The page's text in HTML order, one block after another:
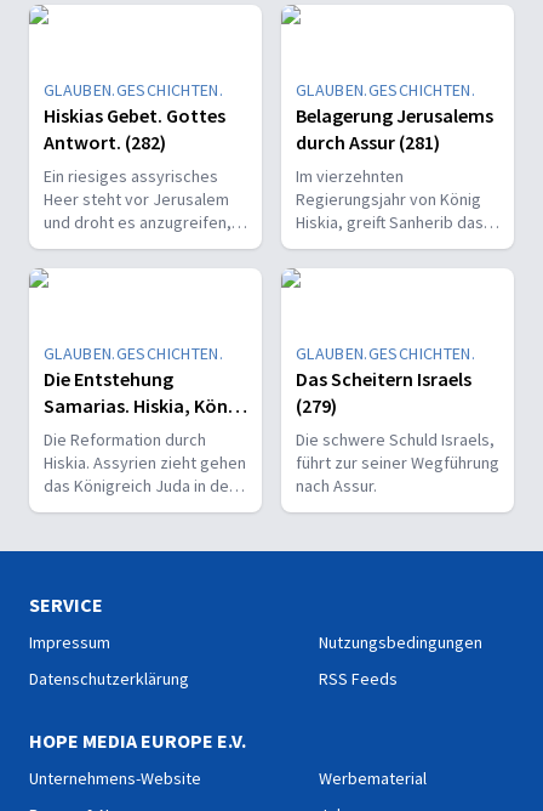
GLAUBEN.GESCHICHTEN.
Hiskias Gebet. Gottes
Antwort. (282)
Ein riesiges assyrisches
Heer steht vor Jerusalem
und droht es anzugreifen,
mit der Absicht die
Bevölkerung wegzuführen.
GLAUBEN.GESCHICHTEN.
Belagerung Jerusalems
durch Assur (281)
Im vierzehnten
Regierungsjahr von König
Hiskia, greift Sanherib das
Königreich Juda an.
GLAUBEN.GESCHICHTEN.
Die Entstehung
Samarias. Hiskia, König
von Juda.(280)
Die Reformation durch
Hiskia. Assyrien zieht gehen
das Königreich Juda in den
Krieg und belagert
GLAUBEN.GESCHICHTEN.
Das Scheitern Israels
(279)
Die schwere Schuld Israels,
führt zur seiner Wegführung
nach Assur.
SERVICE
Impressum
Datenschutzerklärung
Nutzungsbedingungen
RSS Feeds
HOPE MEDIA EUROPE E.V.
Unternehmens-Website
Werbematerial